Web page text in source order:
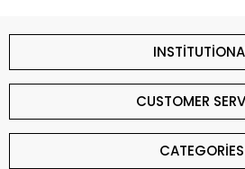
CUSTOMER
CATEGORİES